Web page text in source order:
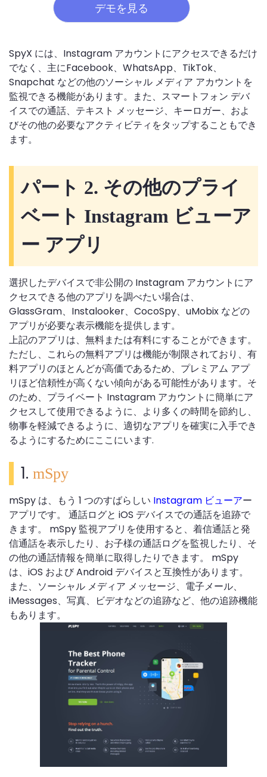
デモを見る
SpyX には、Instagram アカウントにアクセスできるだけ
でなく、主にFacebook、WhatsApp、TikTok、
Snapchat などの他のソーシャル メディア アカウントを
監視できる機能があります。また、スマートフォン デバ
イスでの通話、テキスト メッセージ、キーロガー、およ
びその他の必要なアクティビティをタップすることもでき
ます。
パート 2. その他のプライ
ベート Instagram ビューア
ー アプリ
選択したデバイスで非公開の Instagram アカウントにア
クセスできる他のアプリを調べたい場合は、
GlassGram、Instalooker、CocoSpy、uMobix などの
アプリが必要な表示機能を提供します。
上記のアプリは、無料または有料にすることができます。
ただし、これらの無料アプリは機能が制限されており、有
料アプリのほとんどが高価であるため、プレミアム アプ
リほど信頼性が高くない傾向がある可能性があります。そ
のため、プライベート Instagram アカウントに簡単にア
クセスして使用できるように、より多くの時間を節約し、
物事を軽減できるように、適切なアプリを確実に入手でき
るようにするためにここにいます.
1. mSpy
mSpy は、もう 1 つのすばらしい Instagram ビューアー
アプリです。 通話ログと iOS デバイスでの通話を追跡で
きます。 mSpy 監視アプリを使用すると、着信通話と発
信通話を表示したり、お子様の通話ログを監視したり、そ
の他の通話情報を簡単に取得したりできます。 mSpy
は、iOS および Android デバイスと互換性があります。
また、ソーシャル メディア メッセージ、電子メール、
iMessages、写真、ビデオなどの追跡など、他の追跡機能
もあります。